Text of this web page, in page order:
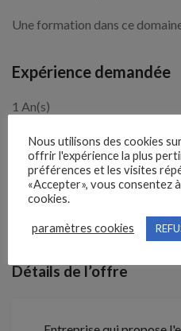
Une formation dans ce
Expérience demandée
1 An(s)
Il y a4 semaines
Clôture des candidatures : 6
septembre 2026
Détails de l’offre
Nous utilisons des cookies
offrir l'expérience la plus
préférences et les visites
«Accepter», vous consentez
cookies.
paramètres cookies